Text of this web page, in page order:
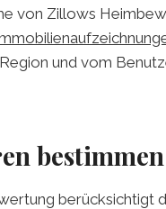
von Zillows
und vom
berücksichtigt